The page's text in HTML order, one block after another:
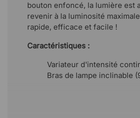
bouton enfoncé, la lumière est
revenir à la luminosité
rapide, efficace et facile !
Caractéristiques :
Variateur d'intensité
Bras de lampe inclinable